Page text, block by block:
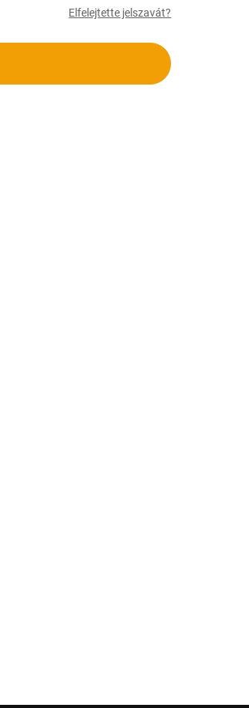
Elfelejtette jelszavát?